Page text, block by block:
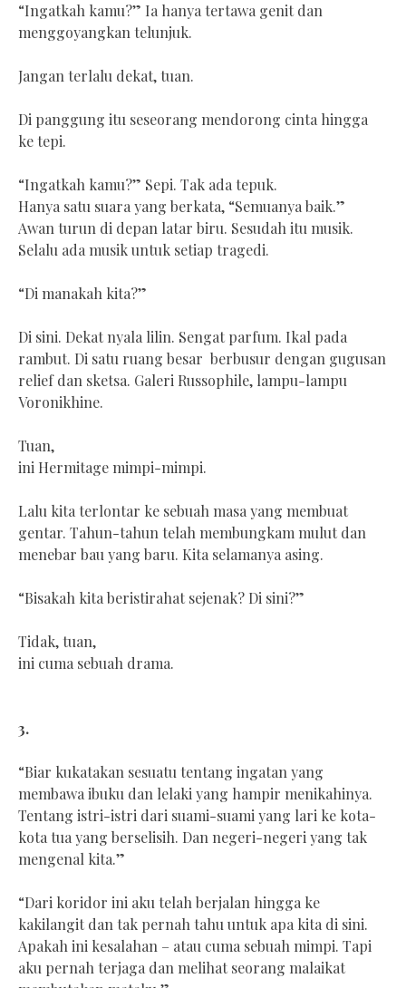
“Ingatkah kamu?” Ia hanya tertawa genit dan
menggoyangkan telunjuk.
Jangan terlalu dekat, tuan.
Di panggung itu seseorang mendorong cinta hingga
ke tepi.
“Ingatkah kamu?” Sepi. Tak ada tepuk.
Hanya satu suara yang berkata, “Semuanya baik.”
Awan turun di depan latar biru. Sesudah itu musik.
Selalu ada musik untuk setiap tragedi.
“Di manakah kita?”
Di sini. Dekat nyala lilin. Sengat parfum. Ikal pada
rambut. Di satu ruang besar berbusur dengan gugusan
relief dan sketsa. Galeri Russophile, lampu-lampu
Voronikhine.
Tuan,
ini Hermitage mimpi-mimpi.
Lalu kita terlontar ke sebuah masa yang membuat
gentar. Tahun-tahun telah membungkam mulut dan
menebar bau yang baru. Kita selamanya asing.
“Bisakah kita beristirahat sejenak? Di sini?”
Tidak, tuan,
ini cuma sebuah drama.
3.
“Biar kukatakan sesuatu tentang ingatan yang
membawa ibuku dan lelaki yang hampir menikahinya.
Tentang istri-istri dari suami-suami yang lari ke kota-
kota tua yang berselisih. Dan negeri-negeri yang tak
mengenal kita.”
“Dari koridor ini aku telah berjalan hingga ke
kakilangit dan tak pernah tahu untuk apa kita di sini.
Apakah ini kesalahan – atau cuma sebuah mimpi. Tapi
aku pernah terjaga dan melihat seorang malaikat